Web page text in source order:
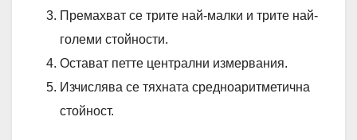
Премахват се трите най-малки и трите най-
големи стойности.
Остават петте централни измервания.
Изчислява се тяхната средноаритметична
стойност.